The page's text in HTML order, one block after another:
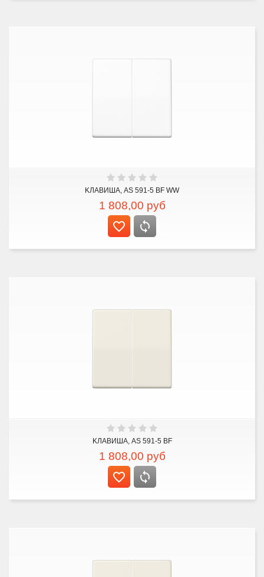
KЛАВИША, AS 591-5 BF WW
1 808,00 руб
KЛАВИША, AS 591-5 BF
1 808,00 руб